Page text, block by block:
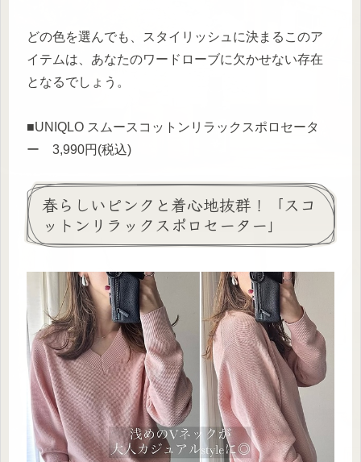
どの色を選んでも、スタイリッシュに決まるこのア
イテムは、あなたのワードローブに欠かせない存在
となるでしょう。
■UNIQLO スムースコットンリラックスポロセータ
ー 3,990円(税込)
春らしいピンクと着心地抜群！「スコ
ットンリラックスポロセーター」